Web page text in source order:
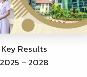
Key Results
2025 – 2028